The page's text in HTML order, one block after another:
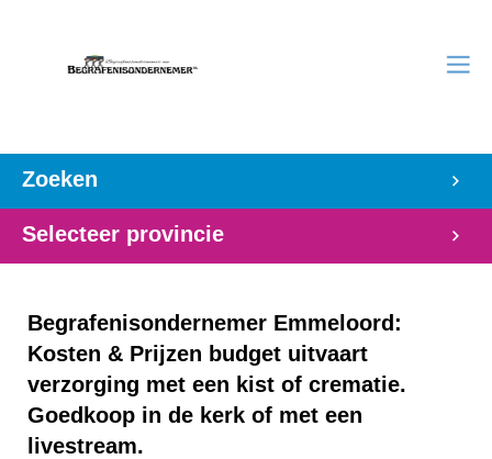
Zoeken
Selecteer provincie
Begrafenisondernemer Emmeloord:
Kosten & Prijzen budget uitvaart
verzorging met een kist of crematie.
Goedkoop in de kerk of met een
livestream.